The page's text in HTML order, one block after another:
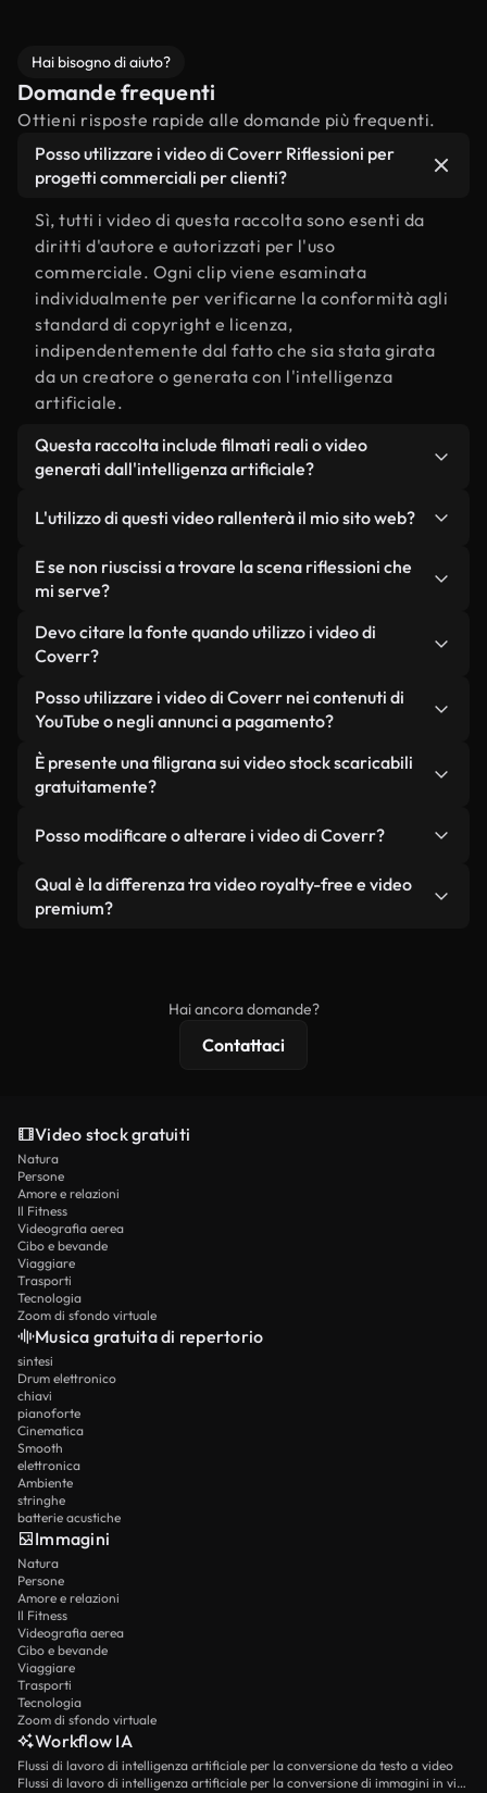
Hai bisogno di aiuto?
Domande frequenti
Ottieni risposte rapide alle domande più frequenti.
Posso utilizzare i video di Coverr Riflessioni per
progetti commerciali per clienti?
Sì, tutti i video di questa raccolta sono esenti da
diritti d'autore e autorizzati per l'uso
commerciale. Ogni clip viene esaminata
individualmente per verificarne la conformità agli
standard di copyright e licenza,
indipendentemente dal fatto che sia stata girata
da un creatore o generata con l'intelligenza
artificiale.
Questa raccolta include filmati reali o video
generati dall'intelligenza artificiale?
da filmati reali, girati da persone, relativi a
riflessioni, e da video generati dall'intelligenza
artificiale. Ogni video è chiaramente etichettato,
L'utilizzo di questi video rallenterà il mio sito web?
Non se scegli le nostre versioni ottimizzate.
Offriamo formati leggeri e pronti per il web,
mantengono alta la qualità, riducono al minimo i
tempi di caricamento e migliorano parametri
come LCP.
E se non riuscissi a trovare la scena riflessioni che
mi serve?
Puoi crearne uno all'istante utilizzando Coverr AI
Studio. Ti basta descrivere la scena, ad esempio
pochi secondi un video personalizzato in
conformità con i nostri standard di licenza.
Devo citare la fonte quando utilizzo i video di
Coverr?
Non è richiesto alcun riconoscimento dell'autore.
Tutti i video presenti nella nostra libreria sono
senza citare il creatore, sebbene sia sempre
gradito.
Posso utilizzare i video di Coverr nei contenuti di
YouTube o negli annunci a pagamento?
Sì. Tutti i filmati di Coverr possono essere utilizzati
in video monetizzati su YouTube, promozioni sui
condizione che non si rivendano o ridistribuiscano
È presente una filigrana sui video stock scaricabili
gratuitamente?
reali o generati dall'intelligenza artificiale, include
filigrane. Avrai a disposizione filmati puliti e pronti
all'uso.
Posso modificare o alterare i video di Coverr?
Sì. Siete liberi di tagliare, ritagliare o remixare i
nostri video. Assicuratevi solo che il prodotto
Qual è la differenza tra video royalty-free e video
premium?
Hai ancora domande?
Contattaci
Video stock gratuiti
Natura
Persone
Amore e relazioni
Il Fitness
Videografia aerea
Cibo e bevande
Viaggiare
Trasporti
Tecnologia
Zoom di sfondo virtuale
Musica gratuita di repertorio
sintesi
Drum elettronico
chiavi
pianoforte
Cinematica
Smooth
elettronica
Ambiente
stringhe
batterie acustiche
Immagini
Natura
Persone
Amore e relazioni
Il Fitness
Videografia aerea
Cibo e bevande
Viaggiare
Trasporti
Tecnologia
Zoom di sfondo virtuale
Workflow IA
Flussi di lavoro di intelligenza artificiale per la conversione da testo a video
Flussi di lavoro di intelligenza artificiale per la conversione di immagini in video